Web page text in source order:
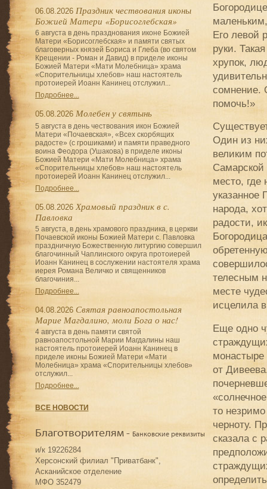
Его левой
руки.
хрупок,
сомнение.
помочь!»
Один из
великим
Самарской
место, где
указанное
народа,
радости,
телесным
месте
исцелила
Еще одно
монастыре
от
то
черноту.
сказала с
06.08.2026 Праздник чествования иконы
Божией Матери «Борисоглебская»
6 августа в день празднования иконе Божией
Матери «Борисоглебская» и памяти святых
благоверных князей Бориса и Глеба (во святом
Крещении - Роман и Давид) в приделе иконы
Божией Матери «Мати Молебница» храма
«Спорительницы хлебов» наш настоятель
протоиерей Иоанн Канинец отслужил...
Подробнее...
05.08.2026 Молебен у святынь
5 августа в день чествования икон Божией
Матери «Почаевская», «Всех скорбящих
радосте» (с грошиками) и памяти праведного
воина Феодора (Ушакова) в приделе иконы
Божией Матери «Мати Молебница» храма
«Спорительницы хлебов» наш настоятель
протоиерей Иоанн Канинец отслужил...
Подробнее...
05.08.2026 Храмовый праздник в с.
Павловка
5 августа, в день храмового праздника, в церкви
Почаевской иконы Божией Матери с. Павловка
праздничную Божественную литургию совершил
благочинный Чаплинского округа протоиерей
Иоанн Канинец в сослужении настоятеля храма
иерея Романа Величко и священников
благочиния...
Подробнее...
04.08.2026 Святая равноапостольная
Марие Магдалино, моли Бога о нас!
4 августа в день памяти святой
равноапостольной Марии Магдалины наш
настоятель протоиерей Иоанн Канинец в
приделе иконы Божией Матери «Мати
Молебница» храма «Спорительницы хлебов»
отслужил...
Подробнее...
ВСЕ НОВОСТИ
Благотворителям - Банковские реквизиты
и/к 19226284
Херсонский филиал "Приватбанк",
Асканийское отделение
МФО 352479